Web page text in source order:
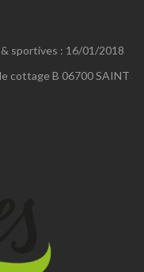
sportives : 16/01/2018
cottage B 06700 SAINT